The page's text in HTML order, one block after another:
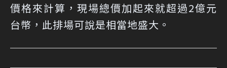
價格來計算，現場總價加起來就超過2億元
台幣，此排場可說是相當地盛大。